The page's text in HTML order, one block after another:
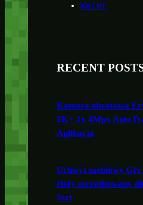
Water
RECENT
Kamera obrotowa
2K+ 2x 4Mpx
Aplikacja
Uchwyt meblowy Gtv
złoty szczotkowany
3szt